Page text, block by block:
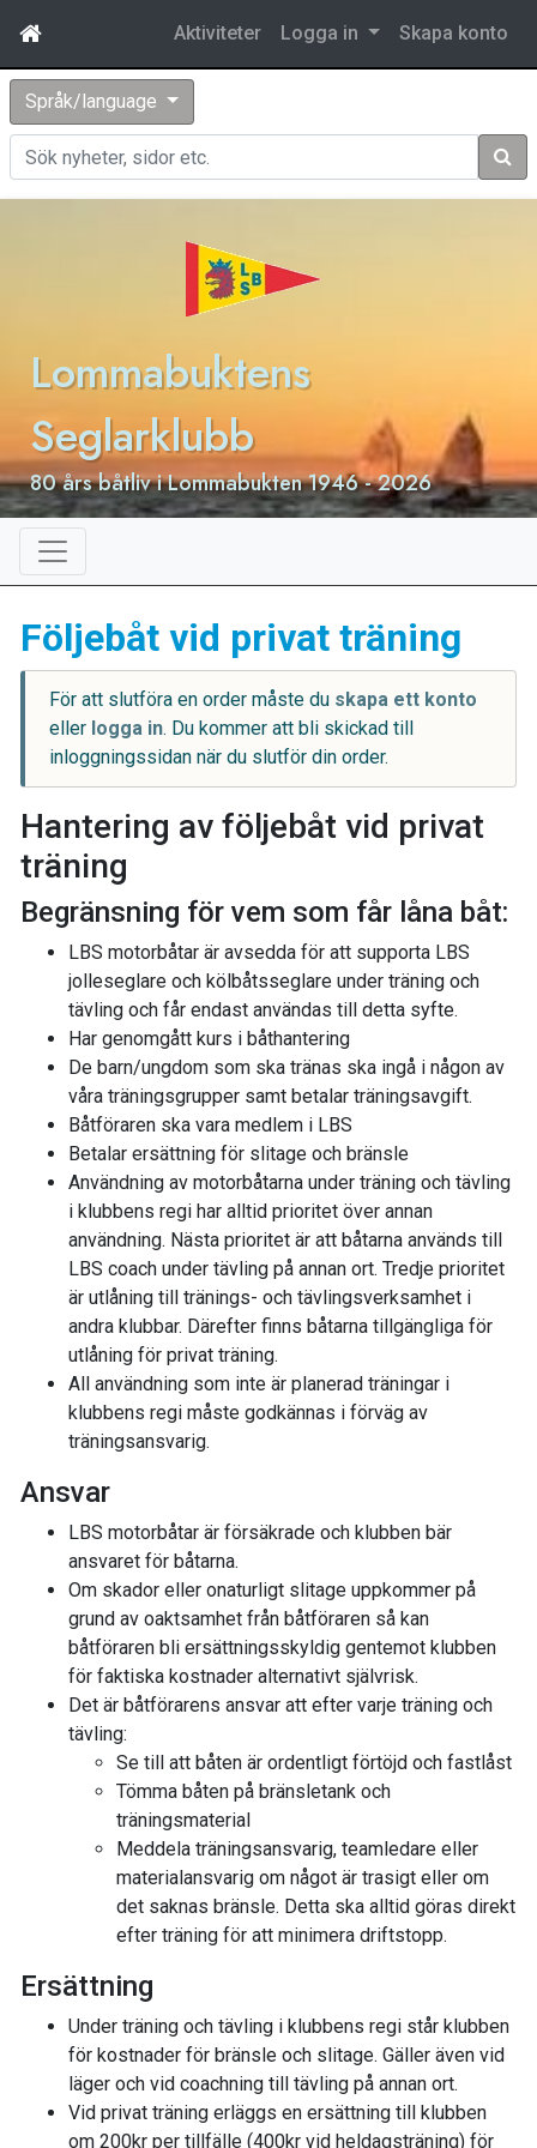
Aktiviteter Logga in Skapa konto
Språk/language
Sök
Lommabuktens
Seglarklubb
80 års båtliv i Lommabukten 1946 - 2026
Följebåt vid privat träning
För att slutföra en order måste du skapa ett konto
eller logga in. Du kommer att bli skickad till
inloggningssidan när du slutför din order.
Hantering av följebåt vid privat
träning
Begränsning för vem som får låna båt:
LBS motorbåtar är avsedda för att supporta LBS
jolleseglare och kölbåtsseglare under träning och
tävling och får endast användas till detta syfte.
Har genomgått kurs i båthantering
De barn/ungdom som ska tränas ska ingå i någon av
våra träningsgrupper samt betalar träningsavgift.
Båtföraren ska vara medlem i LBS
Betalar ersättning för slitage och bränsle
Användning av motorbåtarna under träning och tävling
i klubbens regi har alltid prioritet över annan
användning. Nästa prioritet är att båtarna används till
LBS coach under tävling på annan ort. Tredje prioritet
är utlåning till tränings- och tävlingsverksamhet i
andra klubbar. Därefter finns båtarna tillgängliga för
utlåning för privat träning.
All användning som inte är planerad träningar i
klubbens regi måste godkännas i förväg av
träningsansvarig.
Ansvar
LBS motorbåtar är försäkrade och klubben bär
ansvaret för båtarna.
Om skador eller onaturligt slitage uppkommer på
grund av oaktsamhet från båtföraren så kan
båtföraren bli ersättningsskyldig gentemot klubben
för faktiska kostnader alternativt självrisk.
Det är båtförarens ansvar att efter varje träning och
tävling:
Se till att båten är ordentligt förtöjd och fastlåst
Tömma båten på bränsletank och
träningsmaterial
Meddela träningsansvarig, teamledare eller
materialansvarig om något är trasigt eller om
det saknas bränsle. Detta ska alltid göras direkt
efter träning för att minimera driftstopp.
Ersättning
Under träning och tävling i klubbens regi står klubben
för kostnader för bränsle och slitage. Gäller även vid
läger och vid coachning till tävling på annan ort.
Vid privat träning erläggs en ersättning till klubben
om 200kr per tillfälle (400kr vid heldagsträning) för